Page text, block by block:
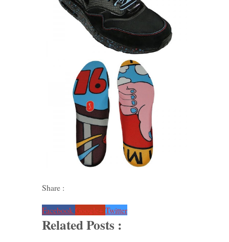
Share :
Facebook Google+ Twitter
Related Posts :